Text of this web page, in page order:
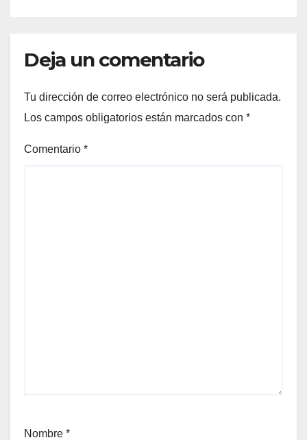
Deja un comentario
Tu dirección de correo electrónico no será publicada.
Los campos obligatorios están marcados con *
Comentario *
Nombre *